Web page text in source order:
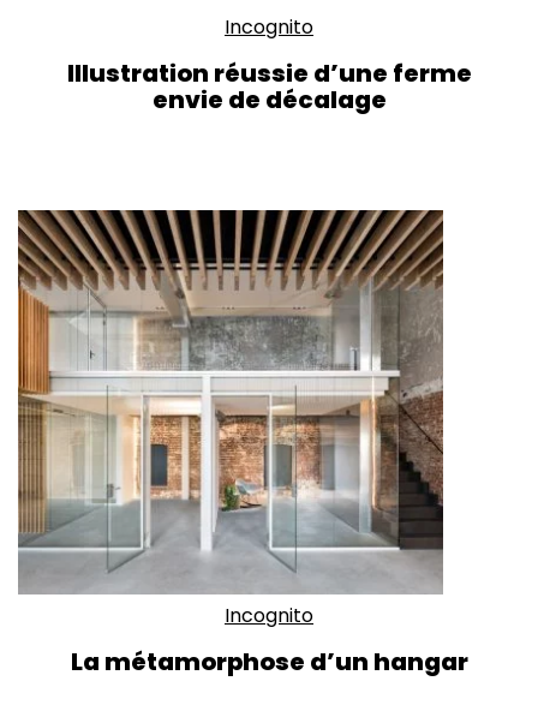
Incognito
Illustration réussie d’une ferme
envie de décalage
Incognito
La métamorphose d’un hangar